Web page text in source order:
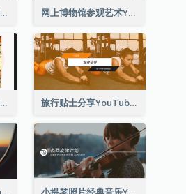
新潮时尚秘诀诀分享YouTube频道图片 网上博物馆参观艺术YouTube频道图片
艺术教程工作室艺术YouTube频道图片 旅行贴士分享YouTube频道图片